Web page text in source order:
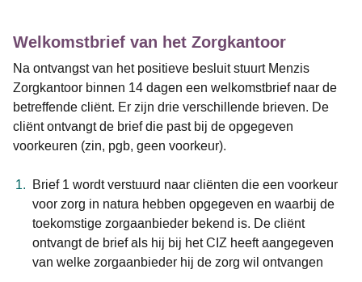
Welkomstbrief van het Zorgkantoor
Na ontvangst van het positieve besluit stuurt Menzis
Zorgkantoor binnen 14 dagen een welkomstbrief naar de
betreffende cliënt. Er zijn drie verschillende brieven. De
cliënt ontvangt de brief die past bij de opgegeven
voorkeuren (zin, pgb, geen voorkeur).
Brief 1 wordt verstuurd naar cliënten die een voorkeur
voor zorg in natura hebben opgegeven en waarbij de
toekomstige zorgaanbieder bekend is. De cliënt
ontvangt de brief als hij bij het CIZ heeft aangegeven
van welke zorgaanbieder hij de zorg wil ontvangen